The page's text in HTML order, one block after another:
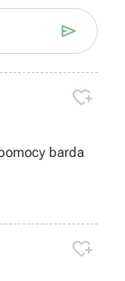


barda
